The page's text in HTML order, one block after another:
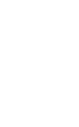
XX Tuanku